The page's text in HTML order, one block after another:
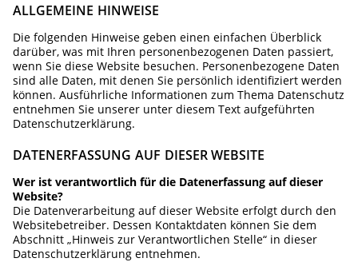
ALLGEMEINE HINWEISE
Die folgenden Hinweise geben einen einfachen Überblick
darüber, was mit Ihren personenbezogenen Daten passiert,
wenn Sie diese Website besuchen. Personenbezogene Daten
sind alle Daten, mit denen Sie persönlich identifiziert werden
können. Ausführliche Informationen zum Thema Datenschutz
entnehmen Sie unserer unter diesem Text aufgeführten
Datenschutzerklärung.
DATENERFASSUNG AUF DIESER WEBSITE
Wer ist verantwortlich für die Datenerfassung auf dieser
Website?
Die Datenverarbeitung auf dieser Website erfolgt durch den
Websitebetreiber. Dessen Kontaktdaten können Sie dem
Abschnitt „Hinweis zur Verantwortlichen Stelle“ in dieser
Datenschutzerklärung entnehmen.